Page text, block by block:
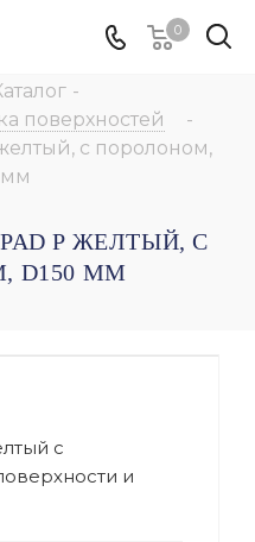
0
-
поверхностей
-
с поролоном,
мм
P ЖЕЛТЫЙ, С
D150 ММ
с
и
позволяет